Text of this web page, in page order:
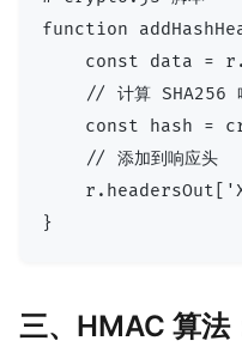
function
const data =
// 计算 SHA256
const hash =
    // 添加到响应头
三、HMAC 算法